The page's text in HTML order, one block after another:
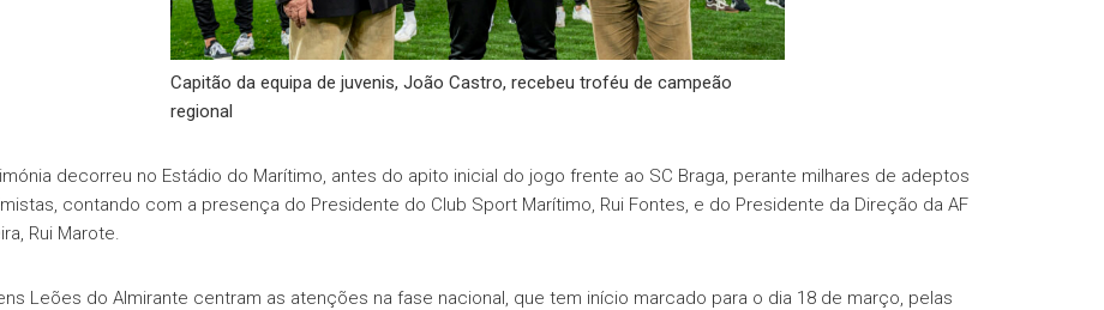
Capitão da equipa de juvenis, João Castro, recebeu troféu de campeão
regional
decorreu no Estádio do Marítimo, antes do apito inicial do jogo frente ao SC Braga, perante milhares de adeptos
contando com a presença do Presidente do Club Sport Marítimo, Rui Fontes, e do Presidente da Direção da AF
Rui Marote.
Leões do Almirante centram as atenções na fase nacional, que tem início marcado para o dia 18 de março, pelas